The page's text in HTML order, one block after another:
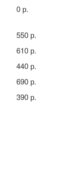
0 р.
550 р.
610 р.
440 р.
690 р.
390 р.